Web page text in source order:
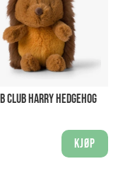
CLUB HARRY HEDGEHOG
Kjøp